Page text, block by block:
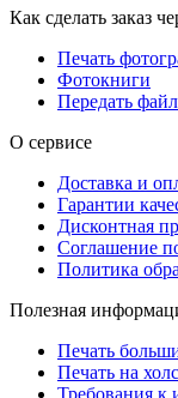
Как сделать заказ
Печать
Фотокниги
Передать
О сервисе
Доставка и
Гарантии
Дисконтная
Соглашение
Политика
Полезная
Печать
Печать на
Требования к